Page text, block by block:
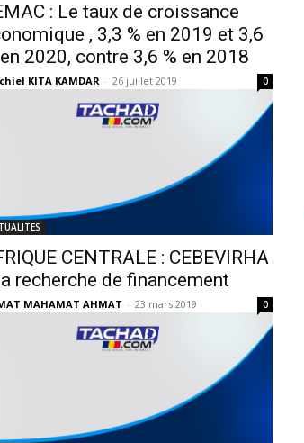
: Le taux de croissance
, 3,3 % en 2019 et 3,6
2020, contre 3,6 % en 2018
KITA KAMDAR - 26 juillet 2019 0
CENTRALE : CEBEVIRHA
recherche de financement
MAHAMAT AHMAT - 23 mars 2019 0